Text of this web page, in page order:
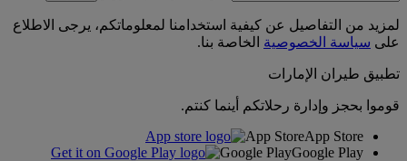
لمزيد من التفاصيل عن كيفية استخدامنا لمعلوماتكم، يرجى الاطلاع
على سياسة الخصوصية الخاصة بنا.
تطبيق طيران الإمارات
قوموا بحجز وإدارة رحلاتكم أينما كنتم.
App StoreApp Store
Google PlayGoogle Play